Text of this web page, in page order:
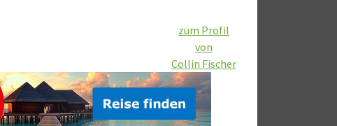
zum Profil
von
Collin Fischer